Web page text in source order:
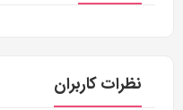
نظرات کاربران